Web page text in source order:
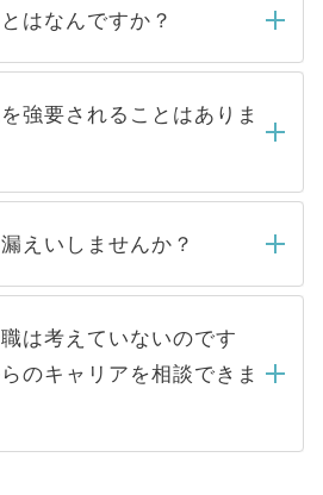
し、その後メールもしくは
営業日以内にはご連絡をせて
で、しばらくお待ちくださ
はなんですか？
で取り扱っている求人の
Webサイトからご覧いただ
求人」です。非公開求人は
って、一般には公開してい
けるため 人気のある医療機
まうと、応募が殺到する場
求める条件に合った人材の
会社に依頼するケースが増え
強要されることはありま
要することは一切ありませ
応募先から内定をいただい
要はありません。内定先へ
キャリアパートナーが行い
安心ください。
えいしませんか？
いすることはありませんの
さい。当サイトからの登録
ご登録者様の個人情報は、
アアップおよび転職活動の
用いたします。お預かりし
個人データはご本人の許可
は考えていないのです
のキャリアを相談できま